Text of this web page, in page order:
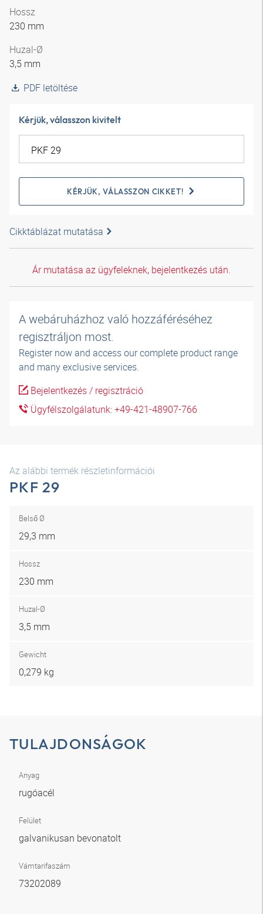
Hossz
230 mm
Huzal-Ø
3,5 mm
PDF letöltése
Kérjük, válasszon kivitelt
KÉRJÜK, VÁLASSZON CIKKET!
Cikktáblázat mutatása
Ár mutatása az ügyfeleknek, bejelentkezés után.
A webáruházhoz való hozzáféréséhez
regisztráljon most.
Register now and access our complete product range
and many exclusive services.
Bejelentkezés / regisztráció
Ügyfélszolgálatunk: +49-421-48907-766
Az alábbi termék részletinformációi
PKF 29
Belső Ø
29,3 mm
Hossz
230 mm
Huzal-Ø
3,5 mm
Gewicht
0,279 kg
TULAJDONSÁGOK
Anyag
rugóacél
Felület
galvanikusan bevonatolt
Vámtarifaszám
73202089